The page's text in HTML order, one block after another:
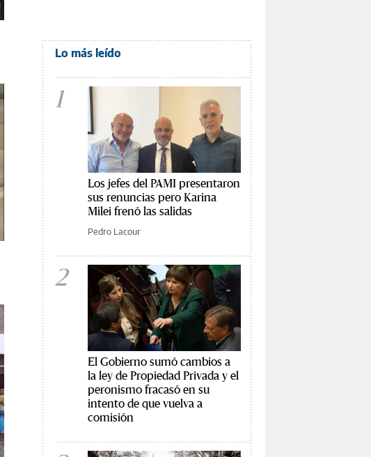
Lo más leído
1
Los jefes del PAMI presentaron
sus renuncias pero Karina
Milei frenó las salidas
Pedro Lacour
2
El Gobierno sumó cambios a
la ley de Propiedad Privada y el
peronismo fracasó en su
intento de que vuelva a
comisión